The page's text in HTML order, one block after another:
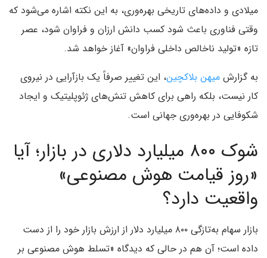
میلادی و داده‌های تاریخی بهره‌وری، به این نکته اشاره می‌شود که
وقتی فناوری باعث شود کسب دانش ارزان و فراوان شود، عصر
تازه «تولید ناخالص داخلی فراوان» آغاز خواهد شد.
به گزارش میهن بلاکچین، این تغییر صرفاً یک بازآرایی در نیروی
کار نیست، بلکه راهی برای کاهش تنش‌های ژئوپلیتیک و ایجاد
شکوفایی در بهره‌وری جهانی است.
شوک ۸۰۰ میلیارد دلاری در بازار؛ آیا
«روز قیامت هوش مصنوعی»
واقعیت دارد؟
بازار سهام به‌تازگی ۸۰۰ میلیارد دلار از ارزش بازار خود را از دست
داده است؛ آن هم در حالی که دیدگاه «تسلط هوش مصنوعی بر